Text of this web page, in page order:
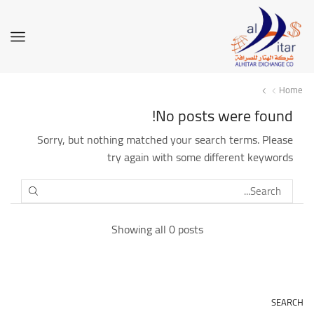
Home
No posts were found!
Sorry, but nothing matched your search terms. Please
try again with some different keywords
SEARCH
Showing all 0 posts
SEARCH